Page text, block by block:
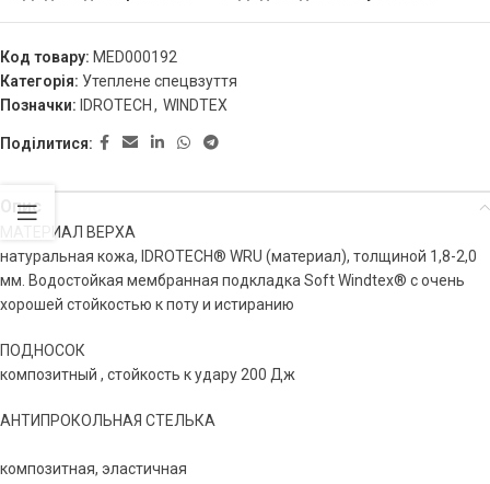
Код товару: MED000192
Категорія: Утеплене спецвзуття
Позначки: IDROTECH , WINDTEX
Поділитися:
Опис
МАТЕРИАЛ ВЕРХА
натуральная кожа, IDROTECH® WRU (материал), толщиной 1,8-2,0
мм. Водостойкая мембранная подкладка Soft Windtex® с очень
хорошей стойкостью к поту и истиранию
ПОДНОСОК
композитный , стойкость к удару 200 Дж
АНТИПРОКОЛЬНАЯ СТЕЛЬКА
композитная, эластичная